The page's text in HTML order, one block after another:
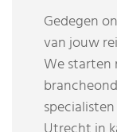
Gedegen
van jouw
We starten